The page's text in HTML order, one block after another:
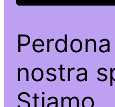
nostra